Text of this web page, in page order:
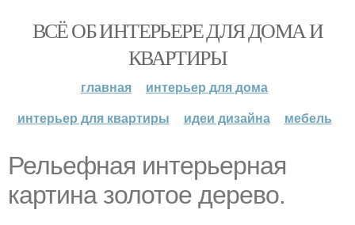
ВСЁ ОБ ИНТЕРЬЕРЕ ДЛЯ ДОМА И
КВАРТИРЫ
главная
интерьер для дома
интерьер для квартиры
идеи дизайна мебель
Рельефная интерьерная
картина золотое дерево.